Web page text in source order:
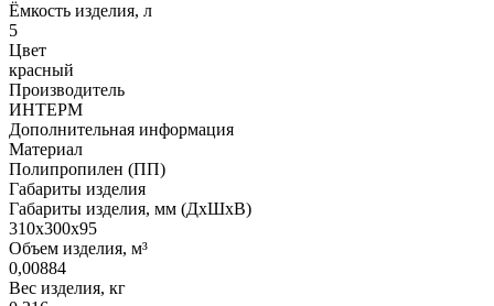
Ёмкость изделия, л
5
Цвет
красный
Производитель
ИНТЕРМ
Дополнительная информация
Материал
Полипропилен (ПП)
Габариты изделия
Габариты изделия, мм (ДхШхВ)
310х300х95
Объем изделия, м³
0,00884
Вес изделия, кг